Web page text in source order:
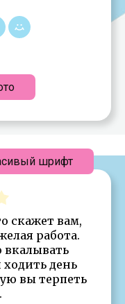
скажет вам,
работа.
вкалывать
день
вы терпеть
шрифт